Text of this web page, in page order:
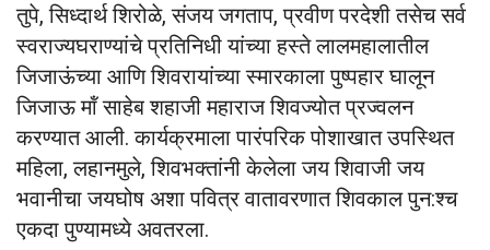
तुपे, सिध्दार्थ शिरोळे, संजय जगताप, प्रवीण परदेशी तसेच सर्व
स्वराज्यघराण्यांचे प्रतिनिधी यांच्या हस्ते लालमहालातील
जिजाऊंच्या आणि शिवरायांच्या स्मारकाला पुष्पहार घालून
जिजाऊ मॉं साहेब शहाजी महाराज शिवज्योत प्रज्वलन
करण्यात आली. कार्यक्रमाला पारंपरिक पोशाखात उपस्थित
महिला, लहानमुले, शिवभक्तांनी केलेला जय शिवाजी जय
भवानीचा जयघोष अशा पवित्र वातावरणात शिवकाल पुन:श्च
एकदा पुण्यामध्ये अवतरला.